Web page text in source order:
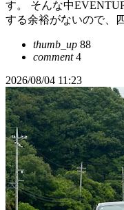
す。 そんな中
する余裕がないので、
thumb_up 88
comment4
2026/08/04 11:23